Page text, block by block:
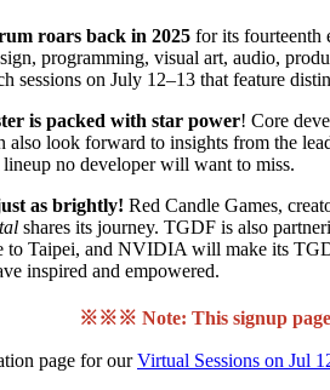
roars back in 2025 for its fourteenth
programming, visual art, audio,
sessions on July 12–13 that feature
is packed with star power! Core
also look forward to insights from the
no developer will want to miss.
as brightly! Red Candle Games,
shares its journey. TGDF is also
to Taipei, and NVIDIA will make its
inspired and empowered.
※※※ Note: This signup page
page for ourVirtual Sessions on Jul